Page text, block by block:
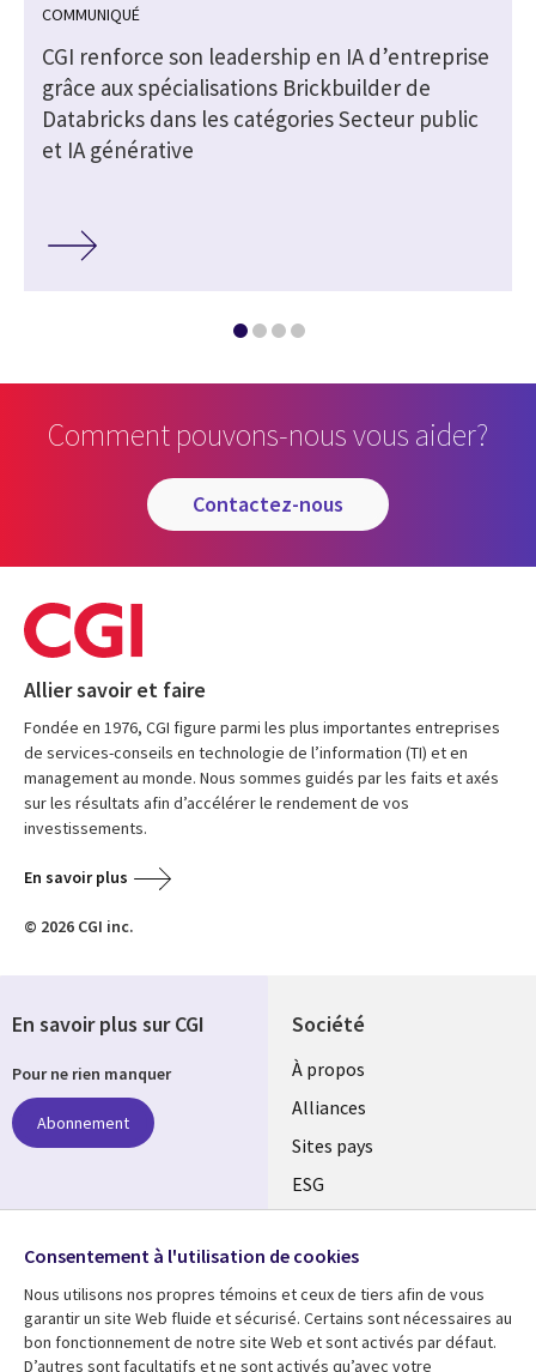
COMMUNIQUÉ
CGI renforce son leadership en IA d’entreprise
grâce aux spécialisations Brickbuilder de
Databricks dans les catégories Secteur public
et IA générative
Comment pouvons-nous vous aider?
contactez-nous
Allier savoir et faire
Fondée en 1976, CGI figure parmi les plus importantes entreprises
de services-conseils en technologie de l’information (TI) et en
management au monde. Nous sommes guidés par les faits et axés
sur les résultats afin d’accélérer le rendement de vos
investissements.
En savoir plus
© 2026 CGI inc.
Société
À propos
Alliances
Sites pays
ESG
Fusions
Salle de presse
En savoir plus sur CGI
Pour ne rien manquer
Abonnement
Suivez-nous
Social
Media
Global
Consentement à l'utilisation de cookies
Nous utilisons nos propres témoins et ceux de tiers afin de vous
garantir un site Web fluide et sécurisé. Certains sont nécessaires au
bon fonctionnement de notre site Web et sont activés par défaut.
D’autres sont facultatifs et ne sont activés qu’avec votre